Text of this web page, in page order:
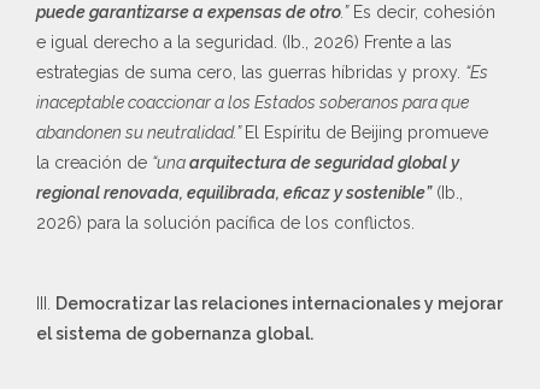
puede garantizarse a expensas de otro.”Es decir, cohesión
e igual derecho a la seguridad. (Ib., 2026) Frente a las
estrategias de suma cero, las guerras híbridas y proxy. “Es
inaceptable coaccionar a los Estados soberanos para que
abandonen su neutralidad.” El Espíritu de Beijing promueve
la creación de “unaarquitectura de seguridad global y
regional renovada, equilibrada, eficaz y sostenible”(Ib.,
2026) para la solución pacífica de los conflictos.
Democratizar las relaciones internacionales y mejorar
el sistema de gobernanza global.